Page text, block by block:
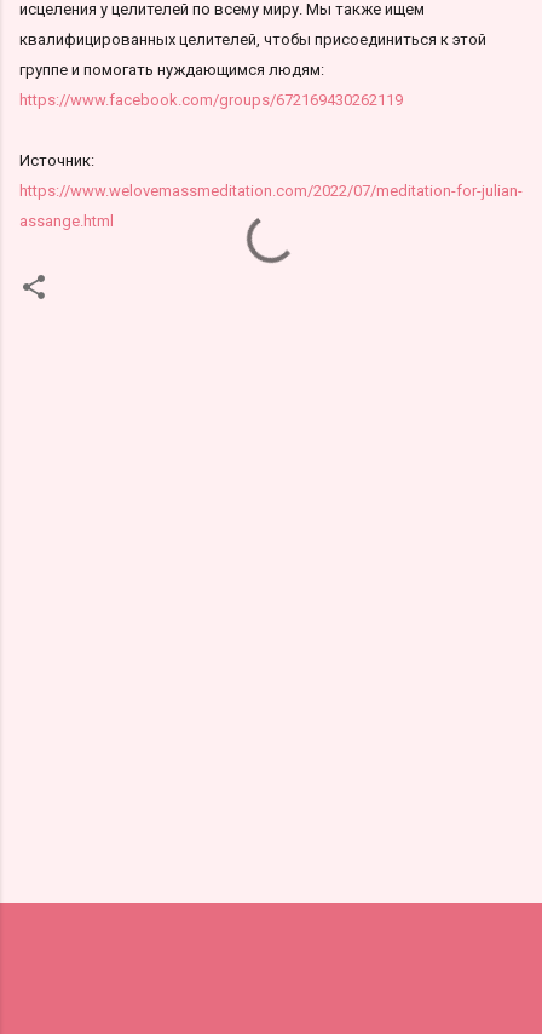
исцеления у целителей по всему миру. Мы также ищем
квалифицированных целителей, чтобы присоединиться к этой
группе и помогать нуждающимся людям:
https://www.facebook.com/groups/672169430262119
Источник:
https://www.welovemassmeditation.com/2022/07/meditation-for-julian-
assange.html